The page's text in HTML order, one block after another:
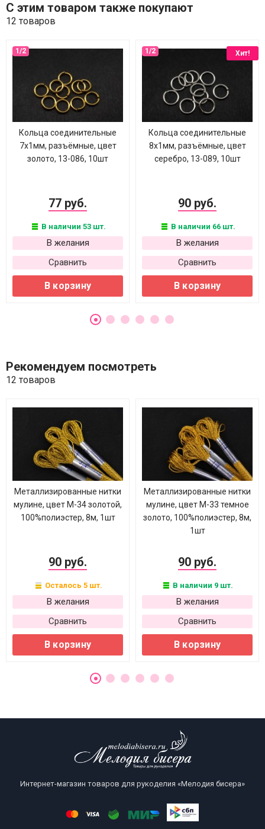
С этим товаром также покупают
12 товаров
Кольца соединительные
7х1мм, разъёмные, цвет
золото, 13-086, 10шт
77 руб.
В наличии 53 шт.
В желания
Сравнить
В корзину
Хит!
Кольца соединительные
8х1мм, разъёмные, цвет
серебро, 13-089, 10шт
90 руб.
В наличии 66 шт.
В желания
Сравнить
В корзину
Рекомендуем посмотреть
12 товаров
Металлизированные нитки
мулине, цвет М-34 золотой,
100%полиэстер, 8м, 1шт
90 руб.
Осталось 5 шт.
В желания
Сравнить
В корзину
Металлизированные нитки
мулине, цвет М-33 темное
золото, 100%полиэстер, 8м,
1шт
90 руб.
В наличии 9 шт.
В желания
Сравнить
В корзину
Интернет-магазин товаров для рукоделия «Мелодия бисера»